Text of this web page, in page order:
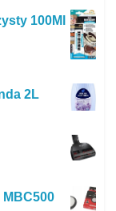
100Ml
2L
MBC500